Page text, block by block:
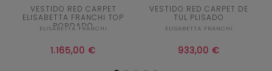
VESTIDO RED CARPET
ELISABETTA FRANCHI TOP
BORDADO
ELISABETTA FRANCHI
1.165,00 €
ROJO
Añadir al carrito
VESTIDO RED CARPET DE
TUL PLISADO
ELISABETTA FRANCHI
933,00 €
NEGRO
ROJO
Añadir al carrito